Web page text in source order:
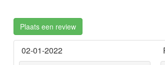
Plaats een review
02-01-2022